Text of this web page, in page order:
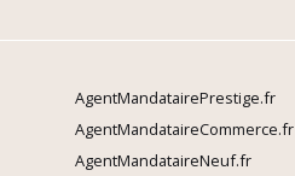
AgentMandatairePrestige.fr
AgentMandataireCommerce.fr
AgentMandataireNeuf.fr